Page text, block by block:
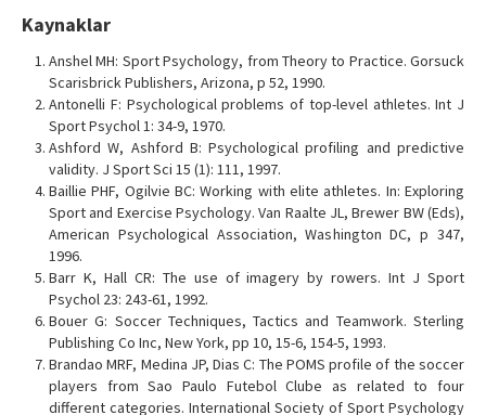
Kaynaklar
Anshel MH: Sport Psychology, from Theory to Practice. Gorsuck
Scarisbrick Publishers, Arizona, p 52, 1990.
Antonelli F: Psychological problems of top-level athletes. Int J
Sport Psychol 1: 34-9, 1970.
Ashford W, Ashford B: Psychological profiling and predictive
validity. J Sport Sci 15 (1): 111, 1997.
Baillie PHF, Ogilvie BC: Working with elite athletes. In: Exploring
Sport and Exercise Psychology. Van Raalte JL, Brewer BW (Eds),
American Psychological Association, Washington DC, p 347,
1996.
Barr K, Hall CR: The use of imagery by rowers. Int J Sport
Psychol 23: 243-61, 1992.
Bouer G: Soccer Techniques, Tactics and Teamwork. Sterling
Publishing Co Inc, New York, pp 10, 15-6, 154-5, 1993.
Brandao MRF, Medina JP, Dias C: The POMS profile of the soccer
players from Sao Paulo Futebol Clube as related to four
different categories. International Society of Sport Psychology